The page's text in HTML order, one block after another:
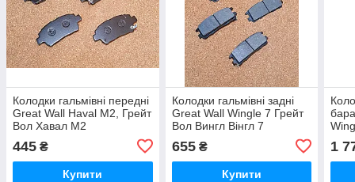
Колодки гальмівні передні
Great Wall Haval M2, Грейт
Вол Хавал М2
445 ₴
Купити
Колодки гальмівні задні
Great Wall Wingle 7 Грейт
Вол Вингл Вінгл 7
655₴
Купити
1